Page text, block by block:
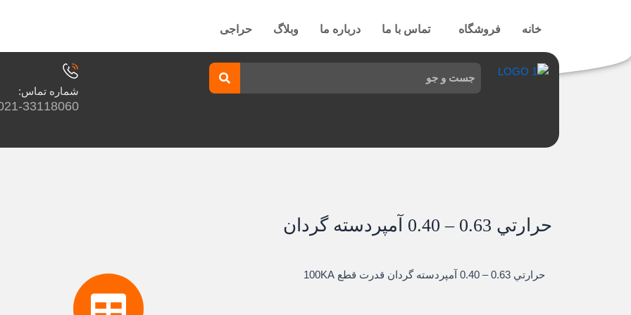
خانه فروشگاه تماس با ما درباره ما وبلاگ حراجی
شماره تماس:
33118060
حرارتي 0.63 – 0.40 آمپردسته گردان
حرارتي 0.63 – 0.40 آمپردسته گردان قدرت قطع 100KA